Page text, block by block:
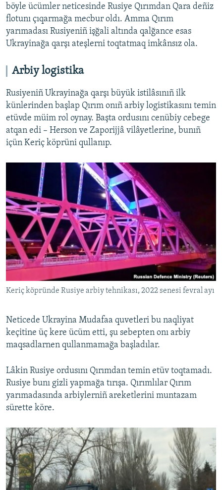
böyle ücümler neticesinde Rusiye Qırımdan Qara deñiz
flotunı çıqarmağa mecbur oldı. Amma Qırım
yarımadası Rusiyeniñ işğali altında qalğance esas
Ukrayinağa qarşı ateşlerni toqtatmaq imkânsız ola.
Arbiy logistika
Rusiyeniñ Ukrayinağa qarşı büyük istilâsınıñ ilk
künlerinden başlap Qırım onıñ arbiy logistikasını temin
etüvde müim rol oynay. Başta ordusını cenübiy cebege
atqan edi – Herson ve Zaporijjâ vilâyetlerine, bunıñ
içün Keriç köprüni qullanıp.
Keriç köpründe Rusiye arbiy tehnikası, 2022 senesi fevral ayı
Neticede Ukrayina Mudafaa quvetleri bu naqliyat
keçitine üç kere ücüm etti, şu sebepten onı arbiy
maqsadlarnen qullanmamağa başladılar.
Lâkin Rusiye ordusını Qırımdan temin etüv toqtamadı.
Rusiye bunı gizli yapmağa tırışa. Qırımlılar Qırım
yarımadasında arbiylerniñ areketlerini muntazam
sürette köre.